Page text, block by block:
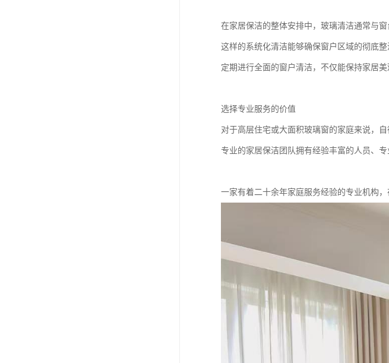
在家居保洁的整体安排中，玻璃清洁通常与窗
这样的系统化清洁能够确保窗户区域的彻底
定期进行全面的窗户清洁，不仅能保持家居
选择专业服务的价值
对于高层住宅或大面积玻璃窗的家庭来说，
专业的家居保洁团队拥有经验丰富的人员、
一家有着二十余年家庭服务经验的专业机构